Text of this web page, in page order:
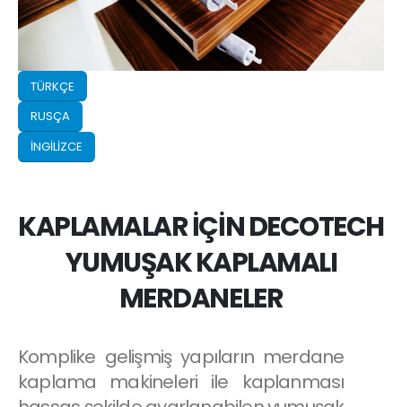
TÜRKÇE
RUSÇA
İNGİLİZCE
KAPLAMALAR İÇİN DECOTECH
YUMUŞAK KAPLAMALI
MERDANELER
Komplike gelişmiş yapıların merdane
kaplama makineleri ile kaplanması